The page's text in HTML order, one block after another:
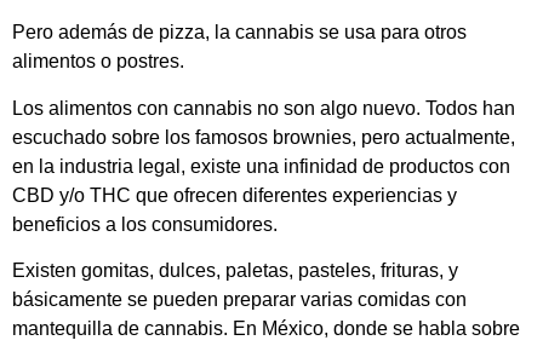
Pero además de pizza, la cannabis se usa para otros
alimentos o postres.
Los alimentos con cannabis no son algo nuevo. Todos han
escuchado sobre los famosos brownies, pero actualmente,
en la industria legal, existe una infinidad de productos con
CBD y/o THC que ofrecen diferentes experiencias y
beneficios a los consumidores.
Existen gomitas, dulces, paletas, pasteles, frituras, y
básicamente se pueden preparar varias comidas con
mantequilla de cannabis. En México, donde se habla sobre